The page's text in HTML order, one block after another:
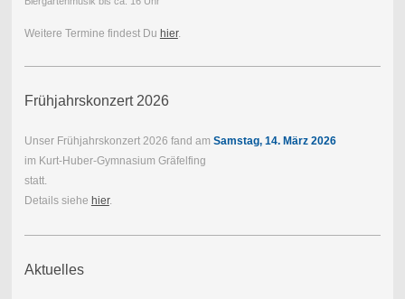
Weitere Termine findest Du hier.
Frühjahrskonzert 2026
Unser Frühjahrskonzert 2026 fand am Samstag, 14. März 2026
im Kurt-Huber-Gymnasium Gräfelfing
statt.
Details siehe hier.
Aktuelles